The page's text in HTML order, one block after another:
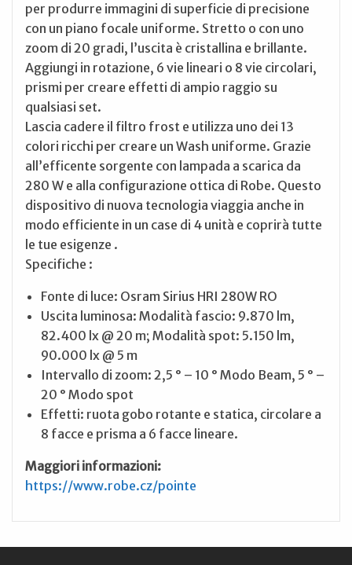
per produrre immagini di superficie di precisione
con un piano focale uniforme. Stretto o con uno
zoom di 20 gradi, l’uscita è cristallina e brillante.
Aggiungi in rotazione, 6 vie lineari o 8 vie circolari,
prismi per creare effetti di ampio raggio su
qualsiasi set.
Lascia cadere il filtro frost e utilizza uno dei 13
colori ricchi per creare un Wash uniforme. Grazie
all’efficente sorgente con lampada a scarica da
280 W e alla configurazione ottica di Robe. Questo
dispositivo di nuova tecnologia viaggia anche in
modo efficiente in un case di 4 unità e coprirà tutte
le tue esigenze .
Specifiche :
Fonte di luce: Osram Sirius HRI 280W RO
Uscita luminosa: Modalità fascio: 9.870 lm,
82.400 lx @ 20 m; Modalità spot: 5.150 lm,
90.000 lx @ 5 m
Intervallo di zoom: 2,5 ° – 10 ° Modo Beam, 5 ° –
20 ° Modo spot
Effetti: ruota gobo rotante e statica, circolare a
8 facce e prisma a 6 facce lineare.
Maggiori informazioni:
https://www.robe.cz/pointe